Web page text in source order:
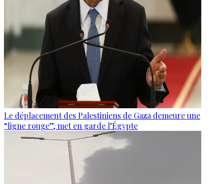
Le déplacement des Palestiniens de Gaza demeure une
“ligne rouge”, met en garde l’Égypte